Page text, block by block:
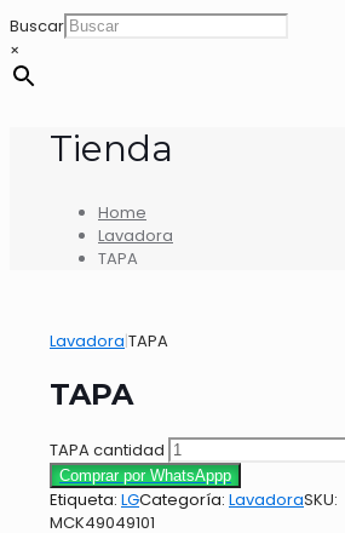
Buscar
×
Tienda
Home
Lavadora
TAPA
Lavadora|TAPA
TAPA
TAPA cantidad
Comprar por WhatsAppp
Etiqueta: LGCategoría: LavadoraSKU:
MCK49049101